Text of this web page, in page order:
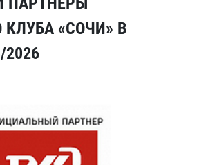
КЛУБА «СОЧИ» В
2026